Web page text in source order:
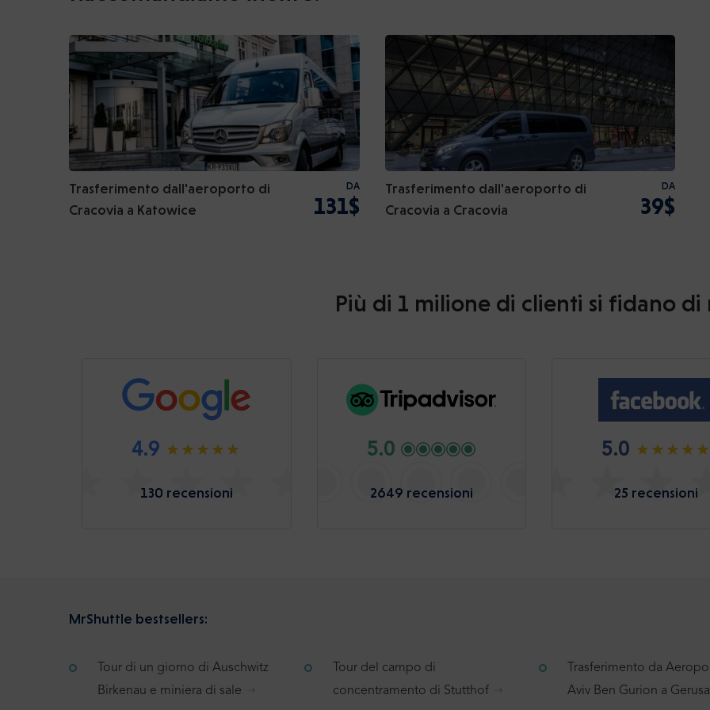
Trasferimento dall'aeroporto di
Cracovia a Katowice
DA
131$
Trasferimento dall'aeroporto di
Cracovia a Cracovia
DA
39$
Più di 1 milione di clienti si fidano di
4.9
130 recensioni
5.0
2649 recensioni
5.0
25 recensioni
MrShuttle bestsellers:
Tour di un giorno di Auschwitz
Birkenau e miniera di sale
Tour del campo di
concentramento di Stutthof
Trasferimento da
Aviv Ben Gurion a